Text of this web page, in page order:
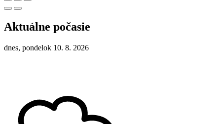
Aktuálne počasie
dnes, pondelok 10. 8. 2026